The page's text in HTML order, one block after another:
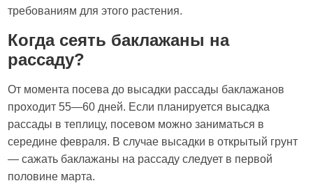
требованиям для этого растения.
Когда сеять баклажаны на
рассаду?
От момента посева до высадки рассады баклажанов
проходит 55—60 дней. Если планируется высадка
рассады в теплицу, посевом можно заниматься в
середине февраля. В случае высадки в открытый грунт
— сажать баклажаны на рассаду следует в первой
половине марта.